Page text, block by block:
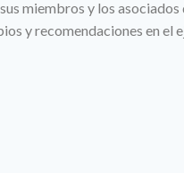
miembros y los asociados
y recomendaciones en el